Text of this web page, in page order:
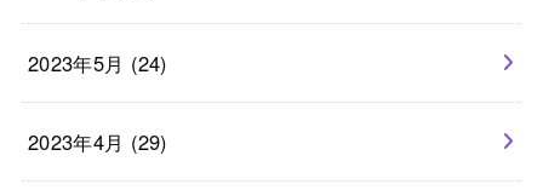
2023年5月 (24)
2023年4月 (29)